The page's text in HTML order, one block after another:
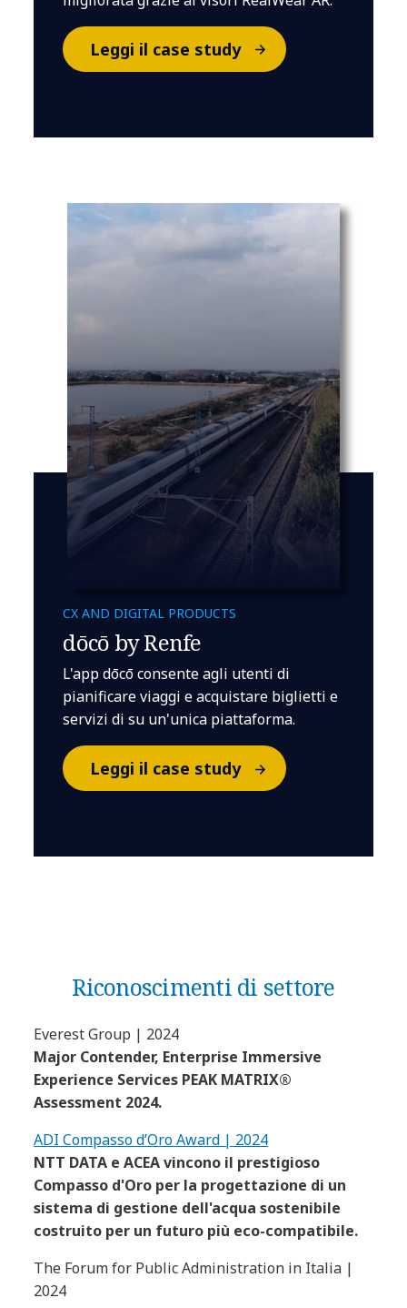
Leggi il case study
CX AND DIGITAL PRODUCTS
dōcō by Renfe
L'app dōcō consente agli utenti di
pianificare viaggi e acquistare biglietti e
servizi di su un'unica piattaforma.
Leggi il case study
Riconoscimenti di settore
Everest Group | 2024
Major Contender, Enterprise Immersive
Experience Services PEAK MATRIX®
Assessment 2024.
ADI Compasso d’Oro Award | 2024
NTT DATA e ACEA vincono il prestigioso
Compasso d'Oro per la progettazione di un
sistema di gestione dell'acqua sostenibile
costruito per un futuro più eco-compatibile.
The Forum for Public Administration in Italia |
2024